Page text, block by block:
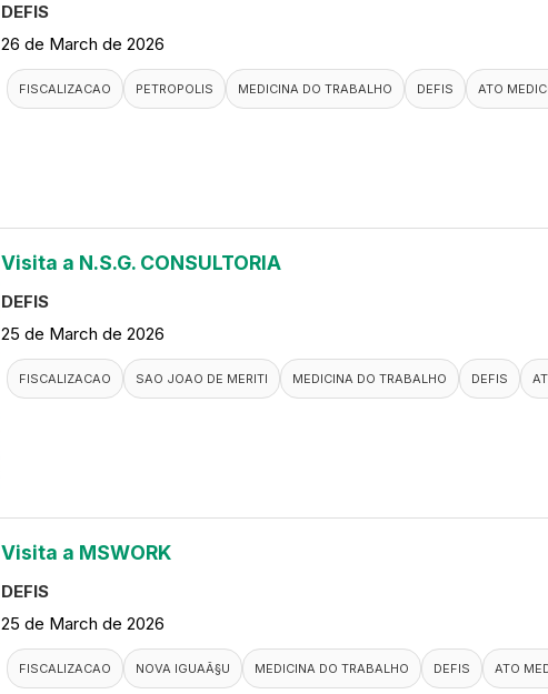
DEFIS
26 de March de 2026
FISCALIZACAO PETROPOLIS MEDICINA DO TRABALHO DEFIS ATO
Visita a N.S.G. CONSULTORIA
DEFIS
25 de March de 2026
FISCALIZACAO SAO JOAO DE MERITI MEDICINA DO TRABALHO DEFIS
Visita a MSWORK
DEFIS
25 de March de 2026
FISCALIZACAO NOVA IGUAÃ§U MEDICINA DO TRABALHO DEFIS ATO